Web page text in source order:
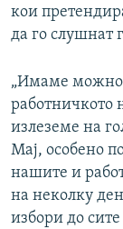
кои
да го слушнат
„Имаме
работничкото
излеземе на
Мај, особено
нашите и
на неколку
избори до